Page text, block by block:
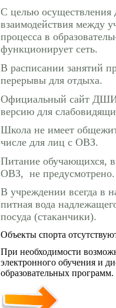
С целью осуществления
взаимодействия между
процесса в
функционирует сеть.
В расписании занятий
перерывы для отдыха.
Официальный сайт ДШИ
версию для
Школа не имеет
числе для лиц с ОВЗ.
Питание обучающихся,
ОВЗ, не предусмотрено.
В учреждении всегда в
питная вода
посуда (стаканчики).
Объекты спорта
При необходимости
электронного обучения и
образовательных программ.